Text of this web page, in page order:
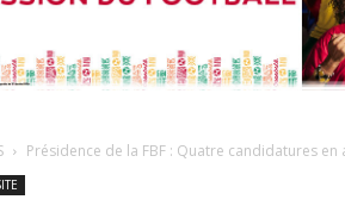
Présidence de la FBF : Quatre candidatures